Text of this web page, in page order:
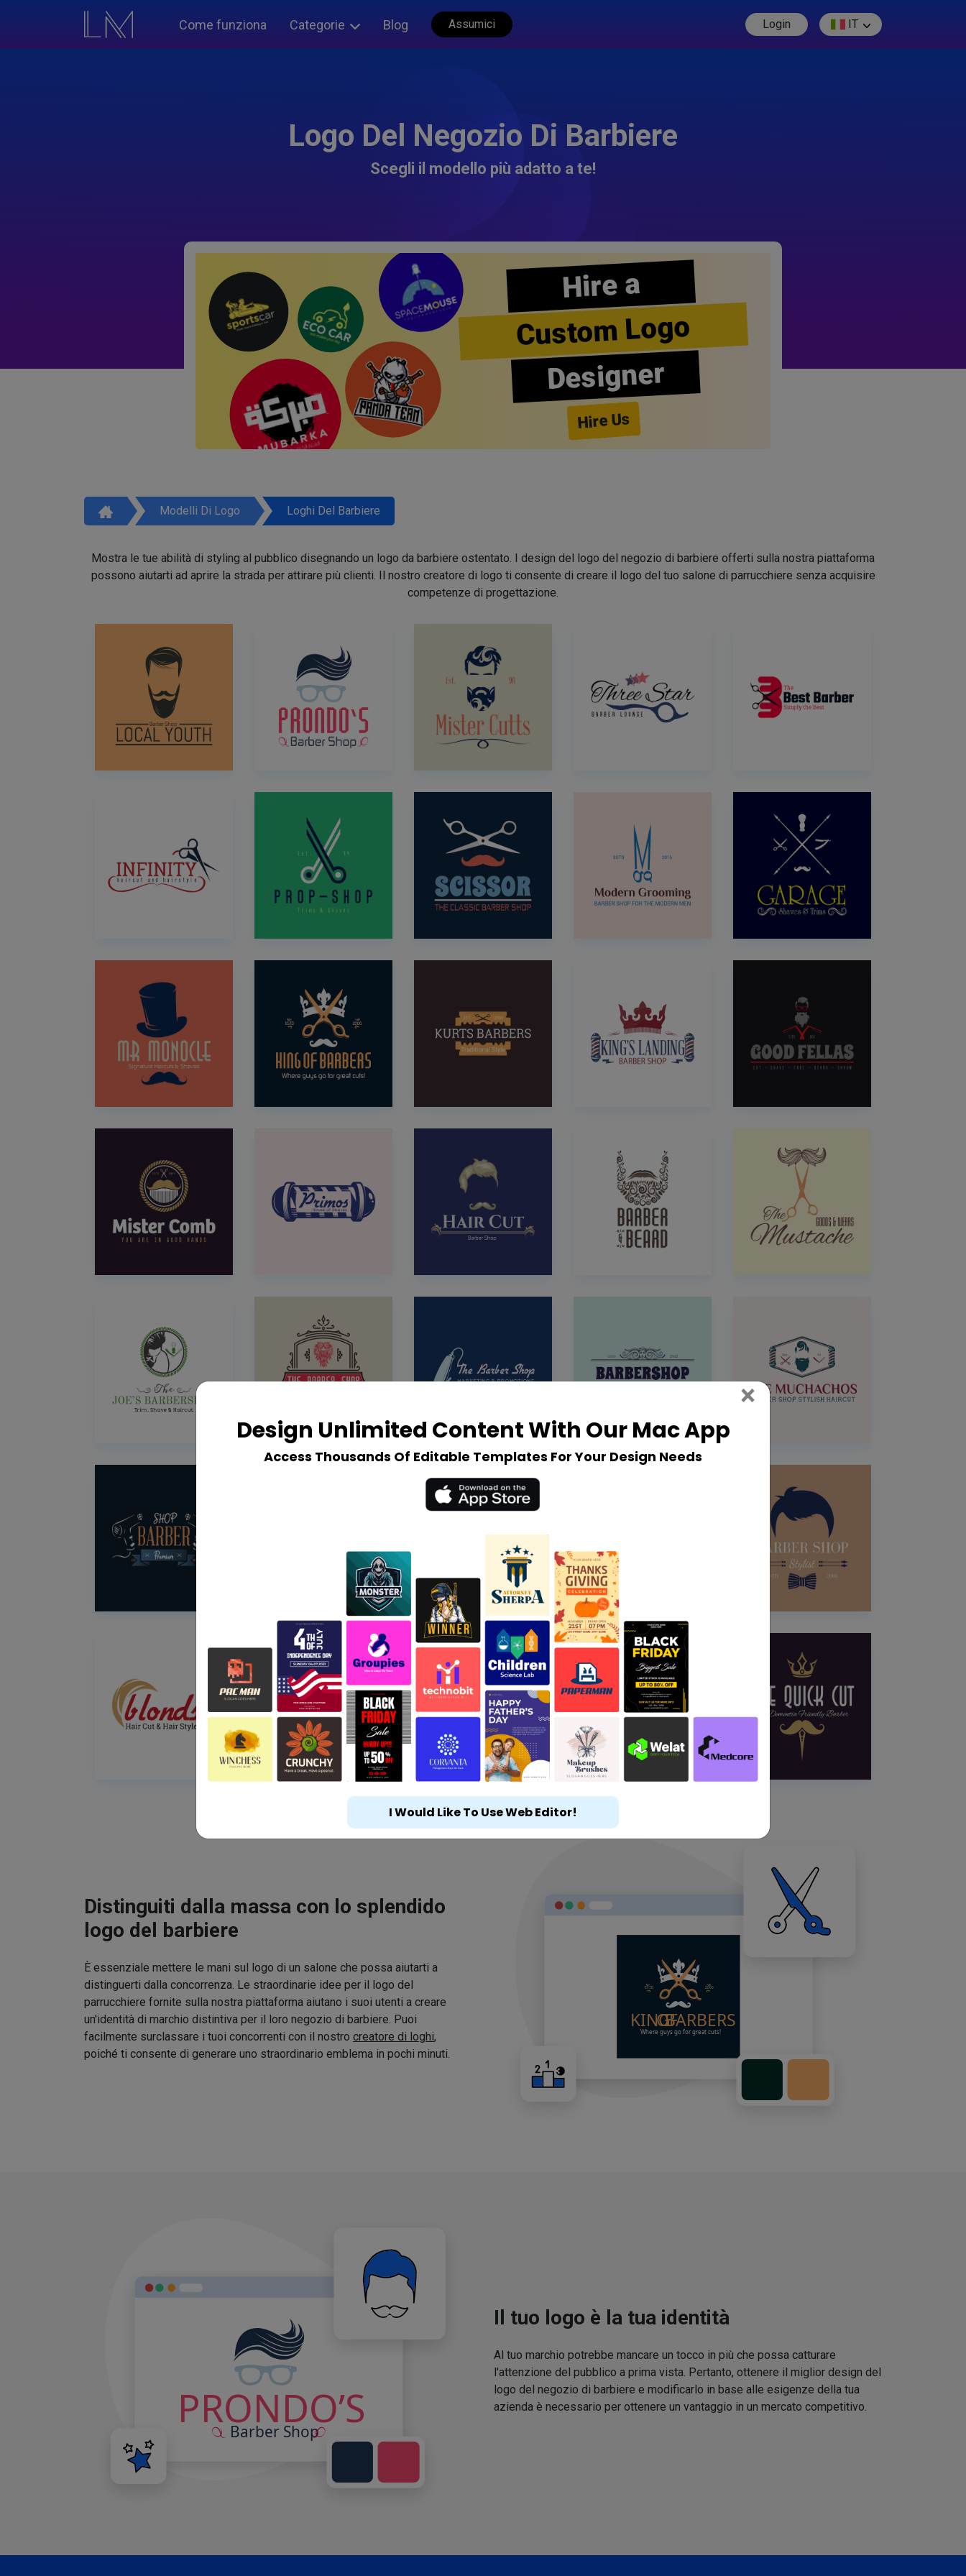
Come funziona Categorie Blog Assumici Login IT
Logo Del Negozio Di Barbiere
Scegli il modello più adatto a te!
Hire a
Custom Logo
Designer
Hire Us
Modelli Di Logo Loghi Del Barbiere
Mostra le tue abilità di styling al pubblico disegnando un logo da barbiere ostentato. I design del logo del negozio di barbiere offerti sulla nostra piattaforma
possono aiutarti ad aprire la strada per attirare più clienti. Il nostro creatore di logo ti consente di creare il logo del tuo salone di parrucchiere senza acquisire
competenze di progettazione.
Distinguiti dalla massa con lo splendido
logo del barbiere
È essenziale mettere le mani sul logo di un salone che possa aiutarti a
distinguerti dalla concorrenza. Le straordinarie idee per il logo del
parrucchiere fornite sulla nostra piattaforma aiutano i suoi utenti a creare
un'identità di marchio distintiva per il loro negozio di barbiere. Puoi
facilmente surclassare i tuoi concorrenti con il nostro creatore di loghi,
poiché ti consente di generare uno straordinario emblema in pochi minuti.
Il tuo logo è la tua identità
Al tuo marchio potrebbe mancare un tocco in più che possa catturare
l'attenzione del pubblico a prima vista. Pertanto, ottenere il miglior design del
logo del negozio di barbiere e modificarlo in base alle esigenze della tua
azienda è necessario per ottenere un vantaggio in un mercato competitivo.
Design Unlimited Content With Our Mac App
Access Thousands Of Editable Templates For Your Design Needs
× Close
I Would Like To Use Web Editor!